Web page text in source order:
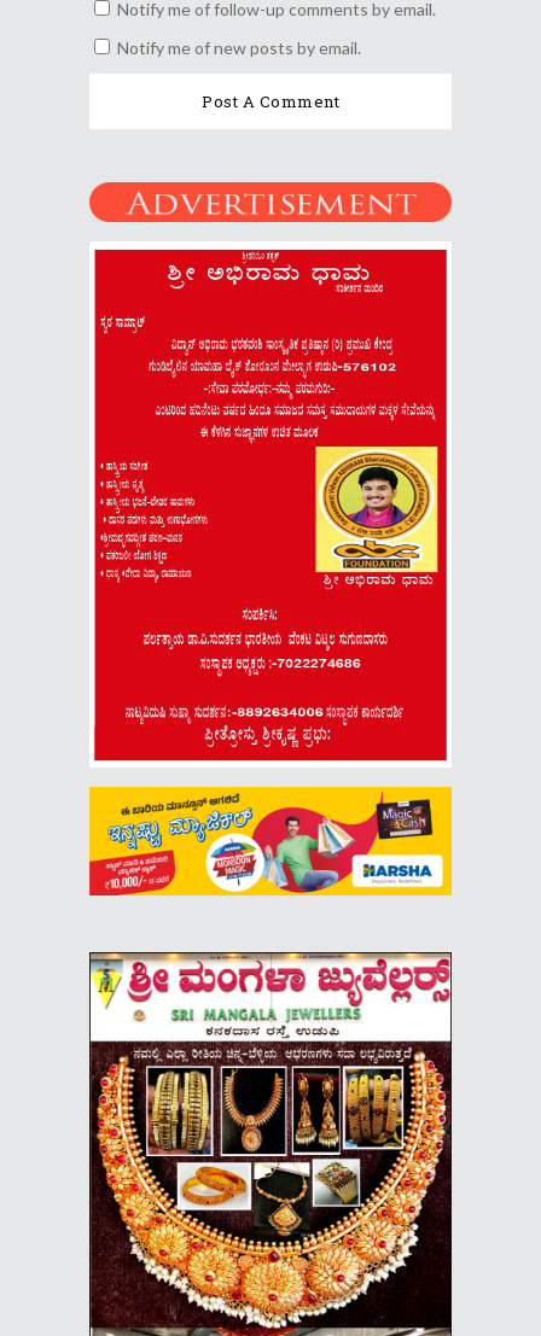
Notify me of follow-up comments by email.
Notify me of new posts by email.